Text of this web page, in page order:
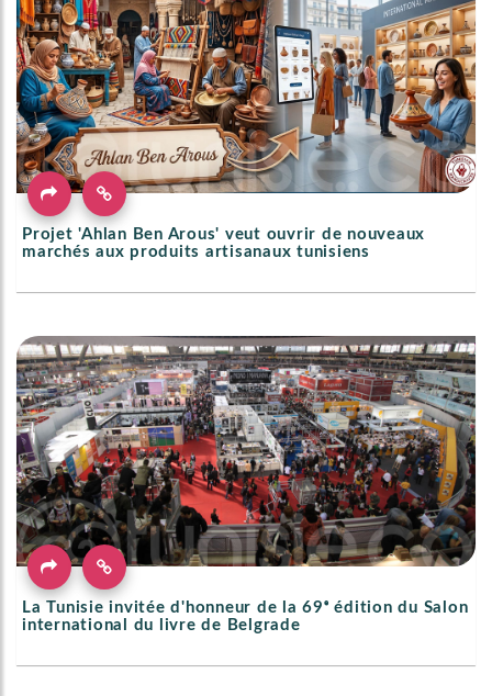
Projet 'Ahlan Ben Arous' veut ouvrir de nouveaux
marchés aux produits artisanaux tunisiens
La Tunisie invitée d'honneur de la 69ᵉ édition du Salon
international du livre de Belgrade